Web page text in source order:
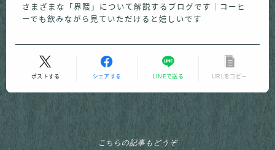
さまざまな「界隈」について解説するブログです｜コーヒ
ーでも飲みながら見ていただけると嬉しいです
ポストする シェアする LINEで送る URLをコピー
こちらの記事もどうぞ